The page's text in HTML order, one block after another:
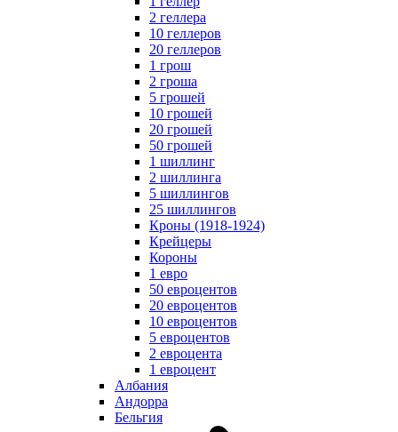
2 геллера
10 геллеров
20 геллеров
1 грош
2 гроша
5 грошей
10 грошей
20 грошей
50 грошей
1 шиллинг
2 шиллинга
5 шиллингов
25 шиллингов
Кроны (1918-1924)
Крейцеры
Короны
1 евро
50 евроцентов
20 евроцентов
10 евроцентов
5 евроцентов
2 евроцента
1 евроцент
Албания
Андорра
Бельгия